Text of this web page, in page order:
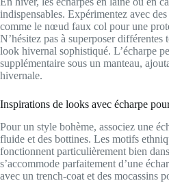
indispensables. Expérimentez avec
comme le nœud faux col pour une
N’hésitez pas à superposer
look hivernal sophistiqué. L’écharpe
supplémentaire sous un manteau,
hivernale.
Inspirations de looks avec écharpe
Pour un style bohème, associez une
fluide et des bottines. Les motifs
fonctionnent particulièrement bien
s’accommode parfaitement d’une
avec un trench-coat et des mocassins